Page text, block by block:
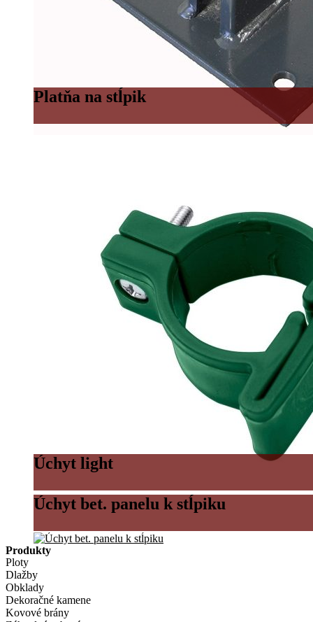
Platňa na stĺpik
Úchyt light
Úchyt bet. panelu k stĺpiku
Produkty
Ploty
Dlažby
Obklady
Dekoračné kamene
Kovové brány